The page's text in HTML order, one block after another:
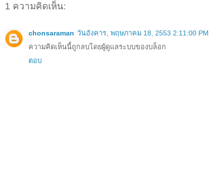
1 ความคิดเห็น:
chonsaraman วันอังคาร, พฤษภาคม 18, 2553 2:11:00 PM
ความคิดเห็นนี้ถูกลบโดยผู้ดูแลระบบของบล็อก
ตอบ